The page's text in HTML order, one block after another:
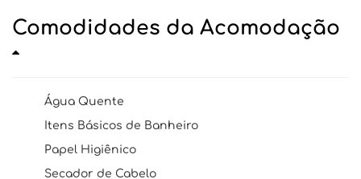
Comodidades da Acomodação
Água Quente
Itens Básicos de Banheiro
Papel Higiênico
Secador de Cabelo